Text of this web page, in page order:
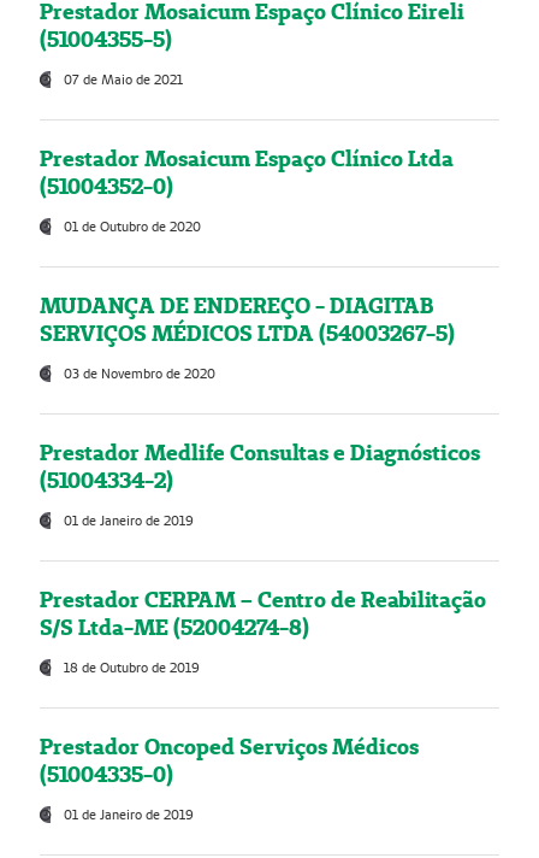
Prestador Mosaicum Espaço Clínico Eireli
(51004355-5)
07 de Maio de 2021
Prestador Mosaicum Espaço Clínico Ltda
(51004352-0)
01 de Outubro de 2020
MUDANÇA DE ENDEREÇO - DIAGITAB
SERVIÇOS MÉDICOS LTDA (54003267-5)
03 de Novembro de 2020
Prestador Medlife Consultas e Diagnósticos
(51004334-2)
01 de Janeiro de 2019
Prestador CERPAM – Centro de Reabilitação
S/S Ltda-ME (52004274-8)
18 de Outubro de 2019
Prestador Oncoped Serviços Médicos
(51004335-0)
01 de Janeiro de 2019